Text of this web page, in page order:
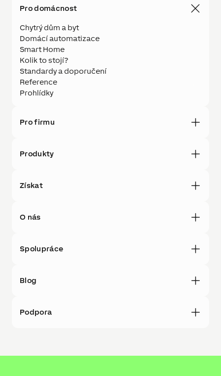
Pro domácnost
Chytrý dům a byt
Domácí automatizace
Smart Home
Kolik to stojí?
Standardy a doporučení
Reference
Prohlídky
Pro firmu
Produkty
Získat
O nás
Spolupráce
Blog
Podpora